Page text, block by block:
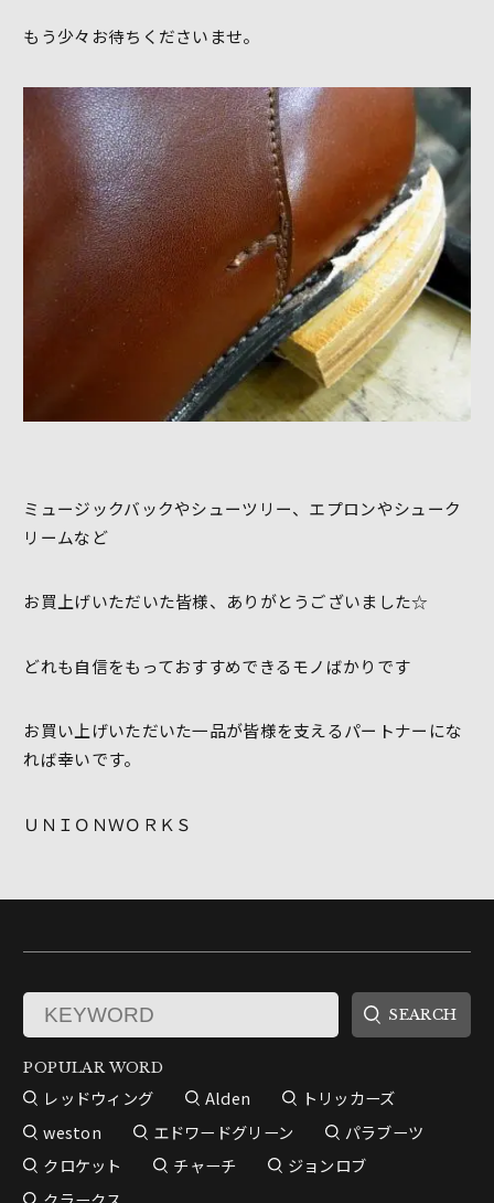
もう少々お待ちくださいませ。
ミュージックバックやシューツリー、エプロンやシューク
リームなど
お買上げいただいた皆様、ありがとうございました☆
どれも自信をもっておすすめできるモノばかりです
お買い上げいただいた一品が皆様を支えるパートナーにな
れば幸いです。
ＵＮＩＯＮＷＯＲＫＳ
POPULAR WORD
レッドウィング Alden
トリッカーズ
weston
エドワードグリーン
パラブーツ
クロケット
チャーチ
ジョンロブ